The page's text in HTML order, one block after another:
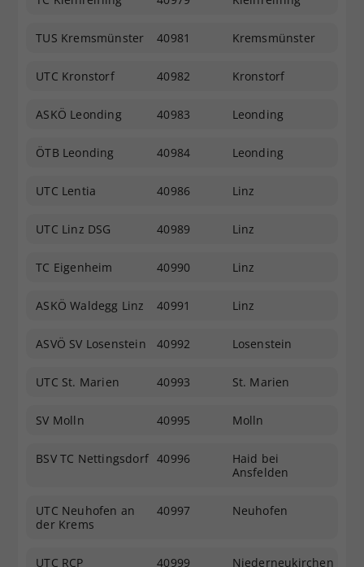
TUS Kremsmünster 40981 Kremsmünster
UTC Kronstorf 40982 Kronstorf
ASKÖ Leonding 40983 Leonding
ÖTB Leonding 40984 Leonding
UTC Lentia 40986 Linz
UTC Linz DSG 40989 Linz
TC Eigenheim 40990 Linz
ASKÖ Waldegg Linz 40991 Linz
ASVÖ SV Losenstein 40992 Losenstein
UTC St. Marien 40993 St. Marien
SV Molln 40995 Molln
BSV TC Nettingsdorf 40996
Haid bei
Ansfelden
UTC Neuhofen an
der Krems
40997 Neuhofen
UTC RCP 40999 Niederneukirchen